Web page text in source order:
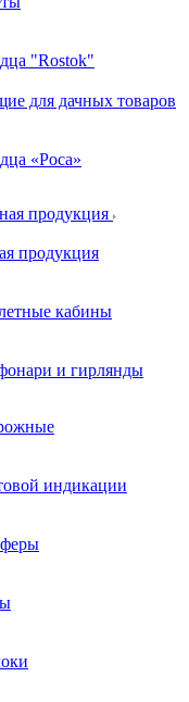
"Rostok"
для дачных товаров
«Роса»
продукция
продукция
кабины
и гирлянды
индикации